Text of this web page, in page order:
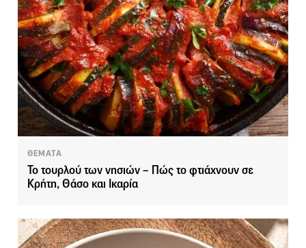
ΘΕΜΑΤΑ
To τουρλού των νησιών – Πώς το φτιάχνουν σε
Κρήτη, Θάσο και Ικαρία